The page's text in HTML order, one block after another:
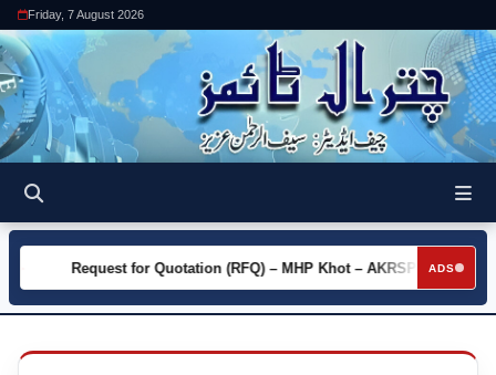
Friday, 7 August 2026
ADS
►
Request for Quotation (RFQ) – MHP Khot – AKRSP